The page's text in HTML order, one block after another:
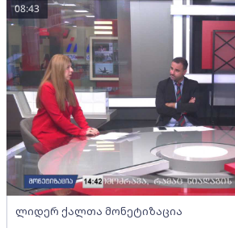
ლიდერ ქალთა მონეტიზაცია
08:43